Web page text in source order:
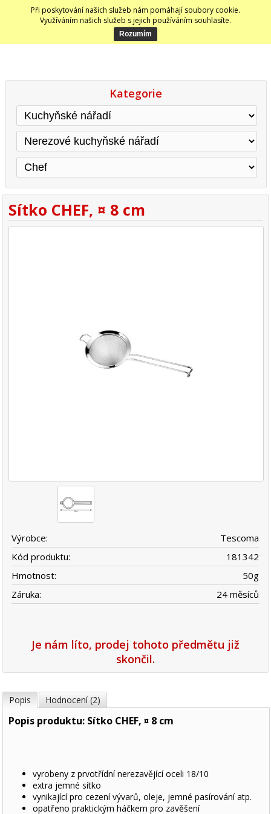
Při poskytování našich služeb nám pomáhají soubory cookie.
Využíváním našich služeb s jejich používáním souhlasíte.
Kategorie
Sítko CHEF, ¤ 8 cm
Výrobce:
Tescoma
Kód produktu:
181342
Hmotnost:
50g
Záruka:
24 měsíců
Je nám líto, prodej tohoto předmětu již
skončil.
Popis Hodnocení (2)
Popis produktu: Sítko CHEF, ¤ 8 cm
vyrobeny z prvotřídní nerezavějící oceli 18/10
extra jemné sítko
vynikající pro cezení vývarů, oleje, jemné pasírování atp.
opatřeno praktickým háčkem pro zavěšení